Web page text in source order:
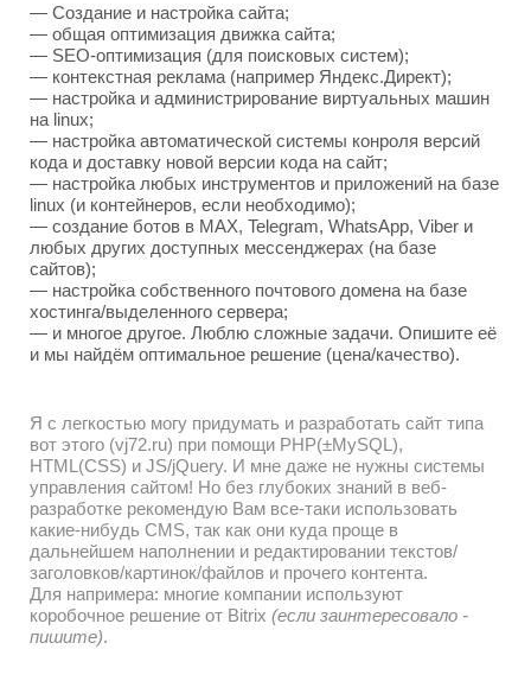
— Создание и настройка сайта;
— общая оптимизация движка сайта;
— SEO-оптимизация (для поисковых систем);
— контекстная реклама (например Яндекс.Директ);
— настройка и администрирование виртуальных машин
на linux;
— настройка автоматической системы конроля версий
кода и доставку новой версии кода на сайт;
— настройка любых инструментов и приложений на базе
linux (и контейнеров, если необходимо);
— создание ботов в MAX, Telegram, WhatsApp, Viber и
любых других доступных мессенджерах (на базе
сайтов);
— настройка собственного почтового домена на базе
хостинга/выделенного сервера;
— и многое другое. Люблю сложные задачи. Опишите её
и мы найдём оптимальное решение (цена/качество).
Я с легкостью могу придумать и разработать сайт типа
вот этого (vj72.ru) при помощи PHP(±MySQL),
HTML(CSS) и JS/jQuery. И мне даже не нужны системы
управления сайтом! Но без глубоких знаний в веб-
разработке рекомендую Вам все-таки использовать
какие-нибудь CMS, так как они куда проще в
дальнейшем наполнении и редактировании текстов/
заголовков/картинок/файлов и прочего контента.
Для напримера: многие компании используют
коробочное решение от Bitrix (если заинтересовало -
пишите).